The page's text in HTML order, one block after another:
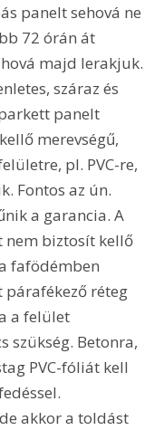
panelt sehová ne
72 órán át
majd lerakjuk.
száraz és
panelt
merevségű,
pl. PVC-re,
Fontos az ún.
a garancia. A
nem biztosít kellő
fafödémben
párafékező réteg
a felület
szükség. Betonra,
PVC-fóliát kell
akkor a toldást